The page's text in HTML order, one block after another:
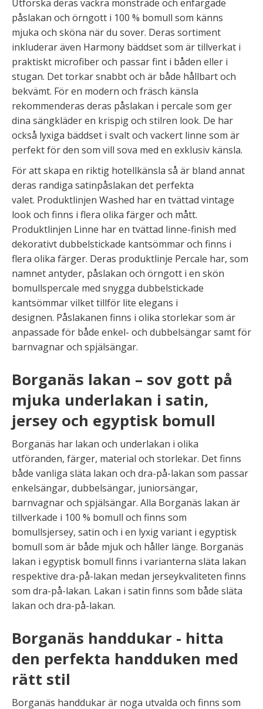
Utforska deras vackra mönstrade och enfärgade
påslakan och örngott i 100 % bomull som känns
mjuka och sköna när du sover. Deras sortiment
inkluderar även Harmony bäddset som är tillverkat i
praktiskt microfiber och passar fint i båden eller i
stugan. Det torkar snabbt och är både hållbart och
bekvämt. För en modern och fräsch känsla
rekommenderas deras påslakan i percale som ger
dina sängkläder en krispig och stilren look. De har
också lyxiga bäddset i svalt och vackert linne som är
perfekt för den som vill sova med en exklusiv känsla.
För att skapa en riktig hotellkänsla så är bland annat
deras randiga satinpåslakan det perfekta
valet. Produktlinjen Washed har en tvättad vintage
look och finns i flera olika färger och mått.
Produktlinjen Linne har en tvättad linne-finish med
dekorativt dubbelstickade kantsömmar och finns i
flera olika färger. Deras produktlinje Percale har, som
namnet antyder, påslakan och örngott i en skön
bomullspercale med snygga dubbelstickade
kantsömmar vilket tillför lite elegans i
designen. Påslakanen finns i olika storlekar som är
anpassade för både enkel- och dubbelsängar samt för
barnvagnar och spjälsängar.
Borganäs lakan – sov gott på
mjuka underlakan i satin,
jersey och egyptisk bomull
Borganäs har lakan och underlakan i olika
utföranden, färger, material och storlekar. Det finns
både vanliga släta lakan och dra-på-lakan som passar
enkelsängar, dubbelsängar, juniorsängar,
barnvagnar och spjälsängar. Alla Borganäs lakan är
tillverkade i 100 % bomull och finns som
bomullsjersey, satin och i en lyxig variant i egyptisk
bomull som är både mjuk och håller länge. Borganäs
lakan i egyptisk bomull finns i varianterna släta lakan
respektive dra-på-lakan medan jerseykvaliteten finns
som dra-på-lakan. Lakan i satin finns som både släta
lakan och dra-på-lakan.
Borganäs handdukar - hitta
den perfekta handduken med
rätt stil
Borganäs handdukar är noga utvalda och finns som